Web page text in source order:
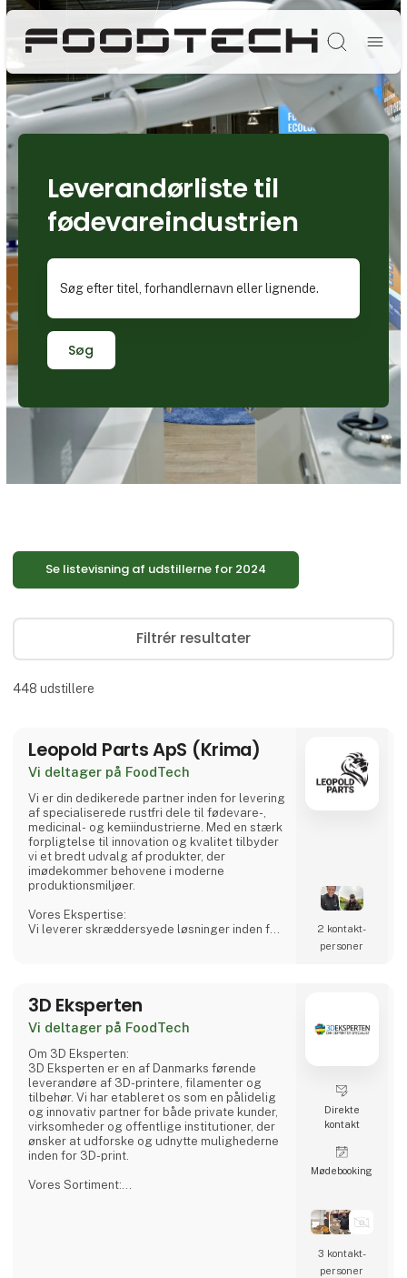
Søg
Leverandørliste til
fødevareindustrien
Søg efter titel, forhandlernavn eller lignende.
Søg
Se listevisning af udstillerne for 2024
Filtrér resultater
448 udstillere
Leopold Parts ApS (Krima)
Vi deltager på FoodTech
Vi er din dedikerede partner inden for levering
af specialiserede rustfri dele til fødevare-,
medicinal- og kemiindustrierne. Med en stærk
forpligtelse til innovation og kvalitet tilbyder
vi et bredt udvalg af produkter, der
imødekommer behovene i moderne
produktionsmiljøer.
Vores Ekspertise:
Vi leverer skræddersyede løsninger inden for
produktionsprocesser.
Hvorfor Vælge Os?
med en passion for at levere pålidelige
produkter
2 kontakt­
personer
3D Eksperten
Vi deltager på FoodTech
Om 3D Eksperten:
3D Eksperten er en af Danmarks førende
leverandøre af 3D-printere, filamenter og
tilbehør. Vi har etableret os som en pålidelig
og innovativ partner for både private kunder,
virksomheder og offentlige institutioner, der
ønsker at udforske og udnytte mulighederne
inden for 3D-print.
Vores Sortiment:
Direkte
kontakt
Møde­booking
3 kontakt­
personer